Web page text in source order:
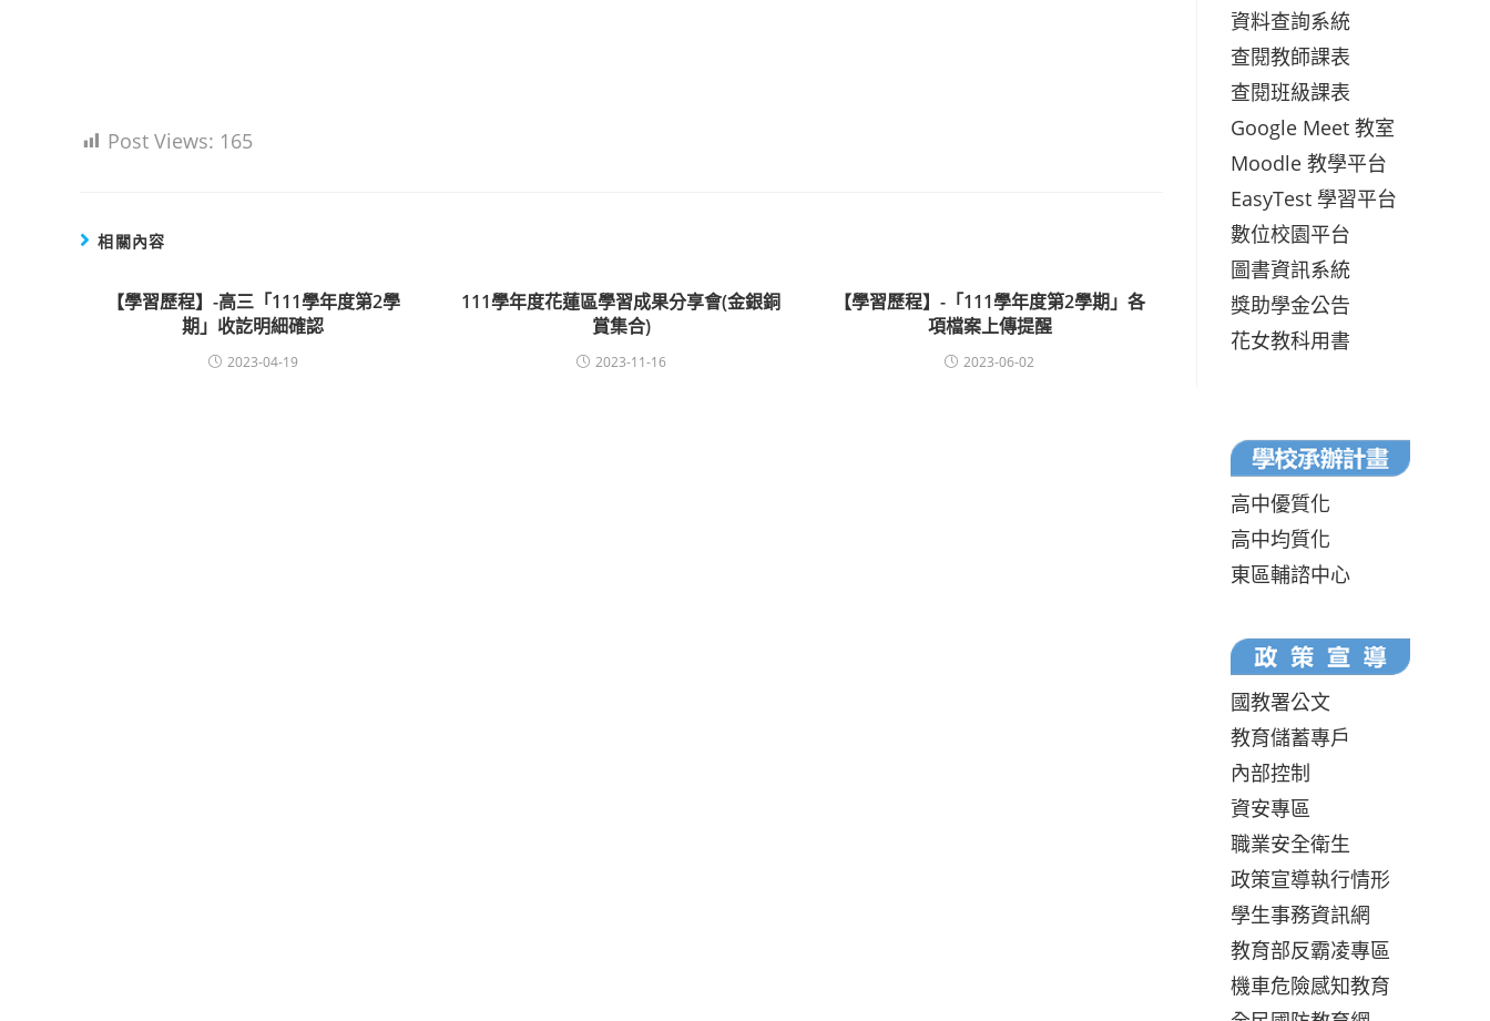
Post Views: 165
相關內容
【學習歷程】-高三「111學年度第2學
期」收訖明細確認
2023-04-19
111學年度花蓮區學習成果分享會(金銀銅
賞集合)
2023-11-16
【學習歷程】-「111學年度第2學期」各
項檔案上傳提醒
2023-06-02
資料查詢系統
查閱教師課表
查閱班級課表
Google Meet 教室
Moodle 教學平台
EasyTest 學習平台
數位校園平台
圖書資訊系統
獎助學金公告
花女教科用書
高中優質化
高中均質化
東區輔諮中心
國教署公文
教育儲蓄專戶
內部控制
資安專區
職業安全衛生
政策宣導執行情形
學生事務資訊網
教育部反霸凌專區
機車危險感知教育